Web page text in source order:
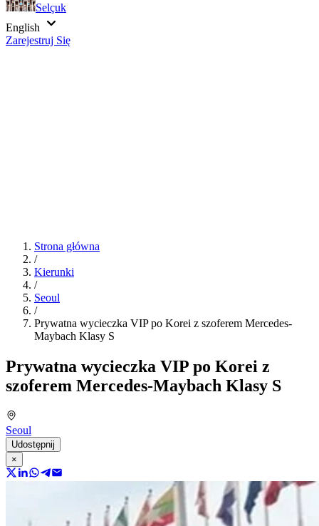
Selçuk
English
Zarejestruj Się
Strona główna
/
Kierunki
/
Seoul
/
Prywatna wycieczka VIP po Korei z szoferem Mercedes-
Maybach Klasy S
Prywatna wycieczka VIP po Korei z
szoferem Mercedes-Maybach Klasy S
Seoul
Udostępnij
×